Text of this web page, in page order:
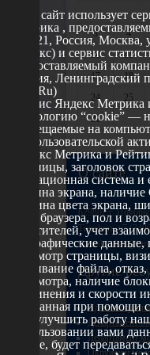
3
4
10
11
17
18
24
25
31
О сайте
629802 г.
Телефон: +7
E-mail:
Другие
Департамент
Департамент
Окружной
Этот сайт использует
Метрика ,
119021, Россия,
Яндекс) и сервис
предоставляемый
Россия, Ленинградский
Mail.Ru)
Сервис Яндекс
технологию “cookie” —
размещаемые на
их пользовательской
Яндекс Метрика и
страницы, заголовок
операционная система
ширина экрана,
глубина цвета экрана,
окна браузера, пол и
посетителей, учет
географические
просмотр страницы,
cкачивание файла,
просмотра, наличие
соединения и скорости
Собранная при помощи
нам улучшить работу
использовании вами
cookie, будет